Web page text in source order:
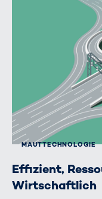
MAUTTECHNOLOGIE
Effizient,
Wirtschaftlich